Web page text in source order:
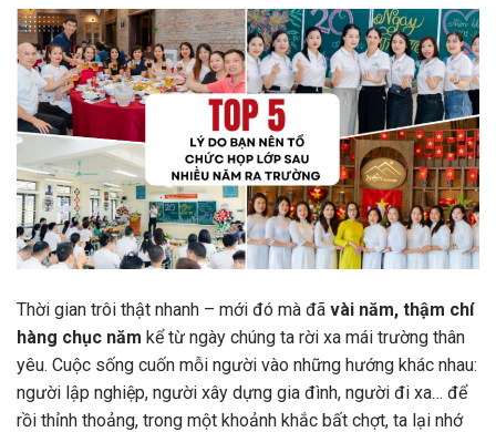
Thời gian trôi thật nhanh – mới đó mà đã vài năm, thậm chí
hàng chục năm kể từ ngày chúng ta rời xa mái trường thân
yêu. Cuộc sống cuốn mỗi người vào những hướng khác nhau:
người lập nghiệp, người xây dựng gia đình, người đi xa… để
rồi thỉnh thoảng, trong một khoảnh khắc bất chợt, ta lại nhớ